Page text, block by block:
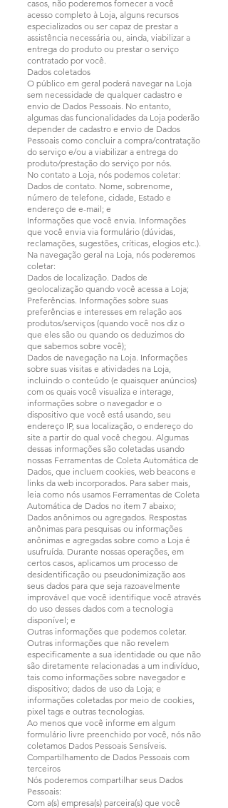
casos, não poderemos fornecer a você
acesso completo à Loja, alguns recursos
especializados ou ser capaz de prestar a
assistência necessária ou, ainda, viabilizar a
entrega do produto ou prestar o serviço
contratado por você.
Dados coletados
O público em geral poderá navegar na Loja
sem necessidade de qualquer cadastro e
envio de Dados Pessoais. No entanto,
algumas das funcionalidades da Loja poderão
depender de cadastro e envio de Dados
Pessoais como concluir a compra/contratação
do serviço e/ou a viabilizar a entrega do
produto/prestação do serviço por nós.
No contato a Loja, nós podemos coletar:
Dados de contato. Nome, sobrenome,
número de telefone, cidade, Estado e
endereço de e-mail; e
Informações que você envia. Informações
que você envia via formulário (dúvidas,
reclamações, sugestões, críticas, elogios etc.).
Na navegação geral na Loja, nós poderemos
coletar:
Dados de localização. Dados de
geolocalização quando você acessa a Loja;
Preferências. Informações sobre suas
preferências e interesses em relação aos
produtos/serviços (quando você nos diz o
que eles são ou quando os deduzimos do
que sabemos sobre você);
Dados de navegação na Loja. Informações
sobre suas visitas e atividades na Loja,
incluindo o conteúdo (e quaisquer anúncios)
com os quais você visualiza e interage,
informações sobre o navegador e o
dispositivo que você está usando, seu
endereço IP, sua localização, o endereço do
site a partir do qual você chegou. Algumas
dessas informações são coletadas usando
nossas Ferramentas de Coleta Automática de
Dados, que incluem cookies, web beacons e
links da web incorporados. Para saber mais,
leia como nós usamos Ferramentas de Coleta
Automática de Dados no item 7 abaixo;
Dados anônimos ou agregados. Respostas
anônimas para pesquisas ou informações
anônimas e agregadas sobre como a Loja é
usufruída. Durante nossas operações, em
certos casos, aplicamos um processo de
desidentificação ou pseudonimização aos
seus dados para que seja razoavelmente
improvável que você identifique você através
do uso desses dados com a tecnologia
disponível; e
Outras informações que podemos coletar.
Outras informações que não revelem
especificamente a sua identidade ou que não
são diretamente relacionadas a um indivíduo,
tais como informações sobre navegador e
dispositivo; dados de uso da Loja; e
informações coletadas por meio de cookies,
pixel tags e outras tecnologias.
Ao menos que você informe em algum
formulário livre preenchido por você, nós não
coletamos Dados Pessoais Sensíveis.
Compartilhamento de Dados Pessoais com
terceiros
Nós poderemos compartilhar seus Dados
Pessoais:
Com a(s) empresa(s) parceira(s) que você